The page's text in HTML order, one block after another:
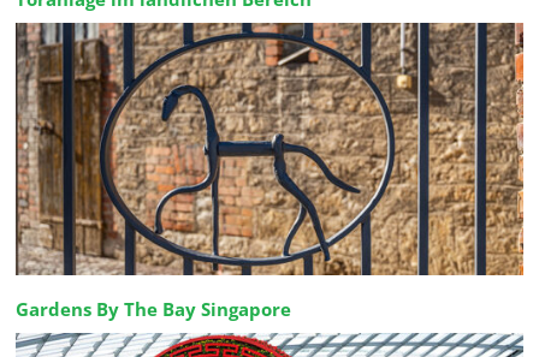
Gardens By The Bay Singapore